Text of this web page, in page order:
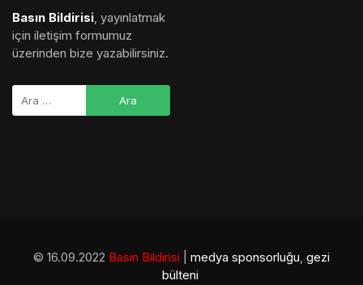
Basın Bildirisi, yayınlatmak
için iletişim formumuz
üzerinden bize yazabilirsiniz.
© 16.09.2022 Basın Bildirisi medya sponsorluğu, gezi
bülteni